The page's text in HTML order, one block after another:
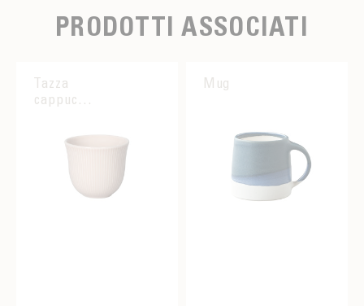
PRODOTTI ASSOCIATI
Tazza
cappuccino
Mug